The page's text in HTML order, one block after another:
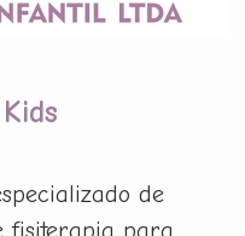
de